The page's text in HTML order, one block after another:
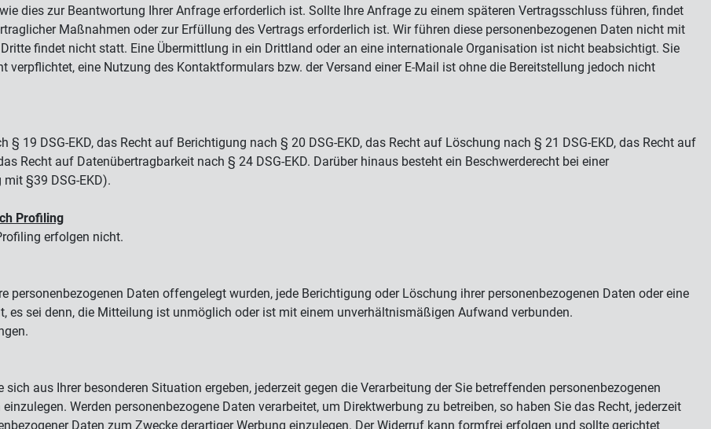
dies zur Beantwortung Ihrer Anfrage erforderlich ist. Sollte Ihre Anfrage zu einem späteren Vertragsschluss führen, findet
Maßnahmen oder zur Erfüllung des Vertrags erforderlich ist. Wir führen diese personenbezogenen Daten nicht mit
findet nicht statt. Eine Übermittlung in ein Drittland oder an eine internationale Organisation ist nicht beabsichtigt. Sie
verpflichtet, eine Nutzung des Kontaktformulars bzw. der Versand einer E-Mail ist ohne die Bereitstellung jedoch nicht
19 DSG-EKD, das Recht auf Berichtigung nach § 20 DSG-EKD, das Recht auf Löschung nach § 21 DSG-EKD, das Recht auf
Recht auf Datenübertragbarkeit nach § 24 DSG-EKD. Darüber hinaus besteht ein Beschwerderecht bei einer
§39 DSG-EKD).
Profiling
erfolgen nicht.
personenbezogenen Daten offengelegt wurden, jede Berichtigung oder Löschung ihrer personenbezogenen Daten oder eine
es sei denn, die Mitteilung ist unmöglich oder ist mit einem unverhältnismäßigen Aufwand verbunden.
aus Ihrer besonderen Situation ergeben, jederzeit gegen die Verarbeitung der Sie betreffenden personenbezogenen
Werden personenbezogene Daten verarbeitet, um Direktwerbung zu betreiben, so haben Sie das Recht, jederzeit
Daten zum Zwecke derartiger Werbung einzulegen. Der Widerruf kann formfrei erfolgen und sollte gerichtet